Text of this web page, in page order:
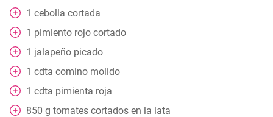
1 cebolla cortada
1 pimiento rojo cortado
1 jalapeño picado
1 cdta comino molido
1 cdta pimienta roja
850 g tomates cortados en la lata